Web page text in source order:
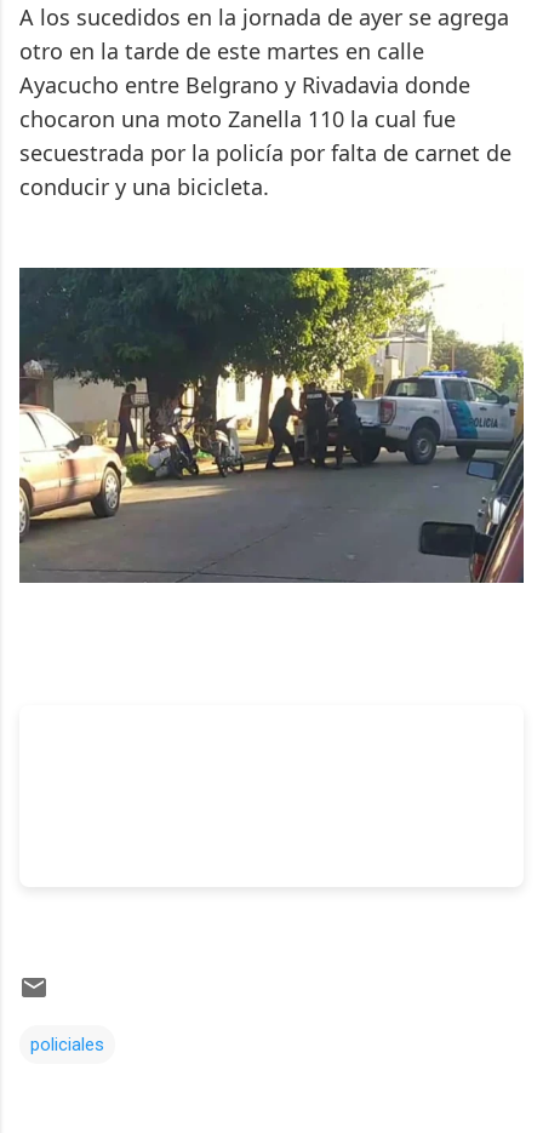
A los sucedidos en la jornada de ayer se agrega
otro en la tarde de este martes en calle
Ayacucho entre Belgrano y Rivadavia donde
chocaron una moto Zanella 110 la cual fue
secuestrada por la policía por falta de carnet de
conducir y una bicicleta.
policiales